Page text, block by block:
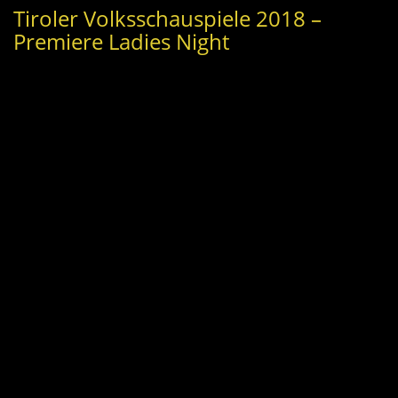
Tiroler Volksschauspiele 2018 –
Premiere Ladies Night